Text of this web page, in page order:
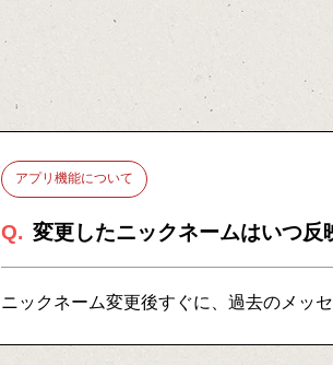
アプリ機能について
Q. 変更したニックネームはいつ反
ニックネーム変更後すぐに、過去のメッ